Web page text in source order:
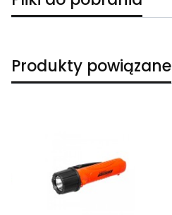
Produkty powiązane